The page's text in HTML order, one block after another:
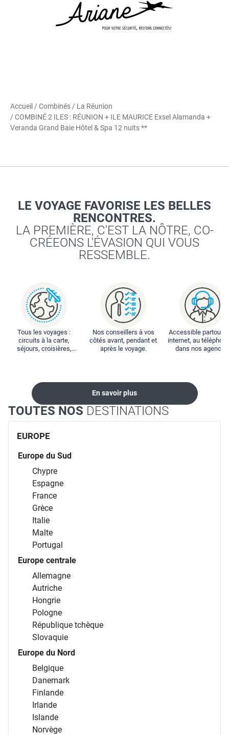
Accueil /Combinés / La Réunion
/ COMBINÉ 2 ILES : RÉUNION + ILE MAURICE Exsel Alamanda +
Veranda Grand Baie Hôtel & Spa 12 nuits **
LE VOYAGE FAVORISE LES BELLES
RENCONTRES.
LA PREMIÈRE, C'EST LA NÔTRE, CO-
CRÉEONS L'ÉVASION QUI VOUS
RESSEMBLE.
Tous les voyages :
circuits à la carte,
séjours, croisières,
Nos conseillers à vos
côtés avant, pendant et
après le voyage.
Accessible partout :
internet, au
dans nos
En savoir plus
TOUTES NOS DESTINATIONS
EUROPE
Europe du Sud
Chypre
Espagne
France
Grèce
Italie
Malte
Portugal
Europe centrale
Allemagne
Autriche
Hongrie
Pologne
République tchèque
Slovaquie
Europe du Nord
Belgique
Danemark
Finlande
Irlande
Islande
Norvège